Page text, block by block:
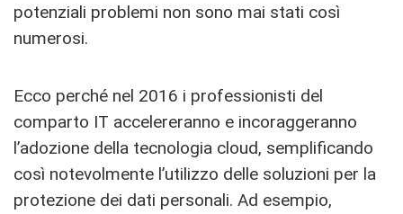
potenziali problemi non sono mai stati così
numerosi.
Ecco perché nel 2016 i professionisti del
comparto IT accelereranno e incoraggeranno
l’adozione della tecnologia cloud, semplificando
così notevolmente l’utilizzo delle soluzioni per la
protezione dei dati personali. Ad esempio,